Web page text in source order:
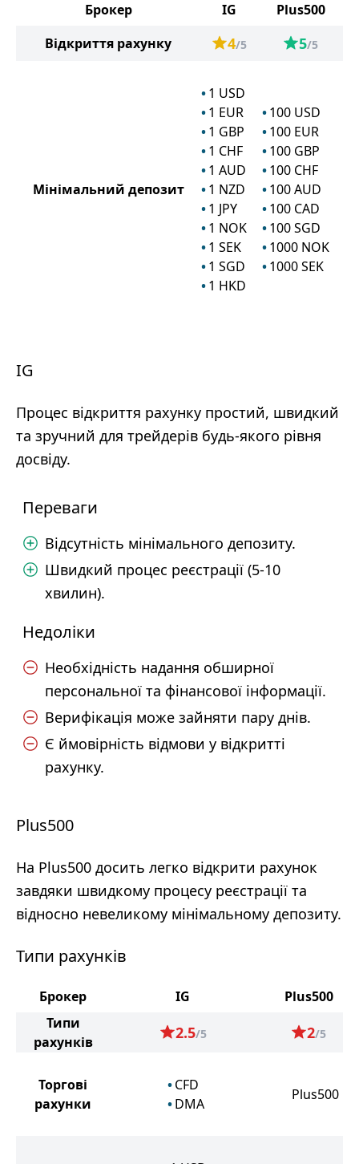
Брокер IG
Plus500
Відкриття рахунку
4/5 5/5
Мінімальний депозит
1 USD
1 EUR
1 GBP
1 CHF
1 AUD
1 NZD
1 JPY
1 NOK
1 SEK
1 SGD
1 HKD
100 USD
100 EUR
100 GBP
100 CHF
100 AUD
100 CAD
100 SGD
1000 NOK
1000 SEK
IG
Процес відкриття рахунку простий, швидкий
та зручний для трейдерів будь-якого рівня
досвіду.
Переваги
Відсутність мінімального депозиту.
Швидкий процес реєстрації (5-10
хвилин).
Недоліки
Необхідність надання обширної
персональної та фінансової інформації.
Верифікація може зайняти пару днів.
Є ймовірність відмови у відкритті
рахунку.
Plus500
На Plus500 досить легко відкрити рахунок
завдяки швидкому процесу реєстрації та
відносно невеликому мінімальному депозиту.
Типи рахунків
Брокер IG
Plus500
Типи
рахунків
2.5/5 2/5
Торгові
рахунки
CFD
DMA
Plus500